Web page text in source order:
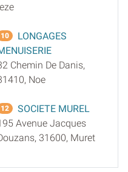
10
LONGAGES
Chemin De Danis,
Noe
12
SOCIETE MUREL
Avenue Jacques
31600, Muret